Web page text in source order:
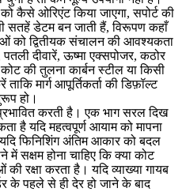
कैसे ओरिएंट किया जाएगा, सपोर्ट की
सतहें डेटम बन जाती हैं, विरूपण कहाँ
को द्वितीयक संचालन की आवश्यकता
दीवारें, ऊष्मा एक्सपोजर, कठोर
कोट की तुलनाकार्बन स्टीलया किसी
मार्ग आपूर्तिकर्ता की डिफ़ॉल्ट
हो।
करती है। एक भाग सरल दिख
है यदि महत्वपूर्ण आयाम को मापना
फिनिशिंग अंतिम आकार को बदल
सक्षम होना चाहिए कि क्या कोट
की रक्षा करता है। यदि व्याख्या गायब
के पहले से ही देर हो जाने के बाद